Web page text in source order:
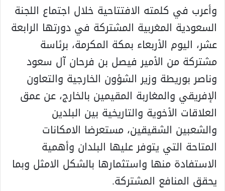
وأعرب في كلمته الافتتاحية خلال اجتماع اللجنة
السعودية المغربية المشتركة في دورتها الرابعة
عشر، اليوم الأربعاء بمكة المكرمة، برئاسة
مشتركة من الأمير فيصل بن فرحان آل سعود
وناصر بوريطة وزير الشؤون الخارجية والتعاون
الإفريقي والمغاربة المقيمين بالخارج، عن عمق
العلاقات الأخوية والتاريخية بين البلدين
والشعبين الشقيقين، مستعرضا الامكانات
المتاحة التي يتوفر عليها البلدان وأهمية
الاستفادة منها واستثمارها بالشكل الامثل وبما
يحقق المنافع المشتركة.